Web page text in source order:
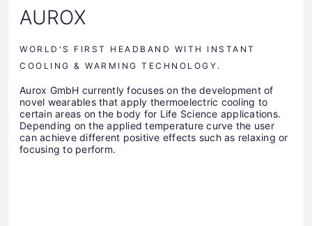
AUROX
WORLD'S FIRST HEADBAND WITH INSTANT
COOLING & WARMING TECHNOLOGY.
Aurox GmbH currently focuses on the development of
novel wearables that apply thermoelectric cooling to
certain areas on the body for Life Science applications.
Depending on the applied temperature curve the user
can achieve different positive effects such as relaxing or
focusing to perform.